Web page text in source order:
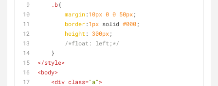
.b{
margin:10px 0 0 50px;
border:1px solid #000;
height : 300px;
/*float: left;*/
    }
</style>
<body>
<div class="a">